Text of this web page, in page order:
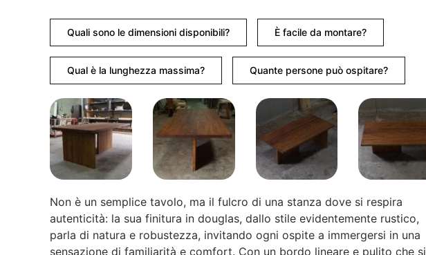
Quali sono le dimensioni disponibili? È facile da montare?
Qual è la lunghezza massima? Quante persone può ospitare?
Non è un semplice tavolo, ma il fulcro di una stanza dove si respira
autenticità: la sua finitura in douglas, dallo stile evidentemente rustico,
parla di natura e robustezza, invitando ogni ospite a immergersi in una
sensazione di familiarità e comfort. Con un bordo lineare e pulito che si